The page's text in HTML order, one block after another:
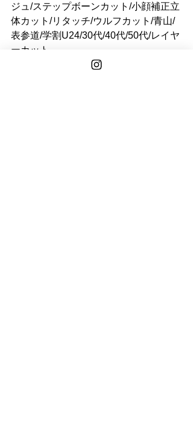
ジュ/ステップボーンカット/小顔補正立
体カット/リタッチ/ウルフカット/青山/
表参道/学割U24/30代/40代/50代/レイヤ
ーカット